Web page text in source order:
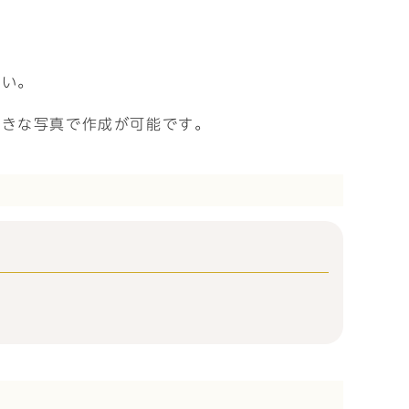
。
な写真で作成が可能です。